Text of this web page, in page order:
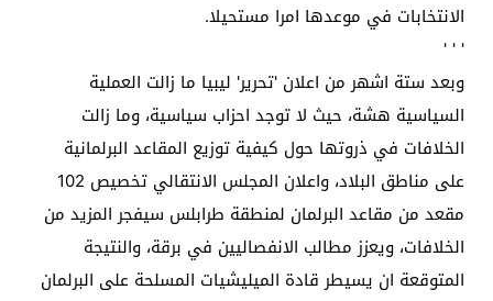
الانتخابات في موعدها امرا مستحيلا.
' ' '
وبعد ستة اشهر من اعلان 'تحرير' ليبيا ما زالت العملية
السياسية هشة، حيث لا توجد احزاب سياسية، وما زالت
الخلافات في ذروتها حول كيفية توزيع المقاعد البرلمانية
على مناطق البلاد، واعلان المجلس الانتقالي تخصيص 102
مقعد من مقاعد البرلمان لمنطقة طرابلس سيفجر المزيد من
الخلافات، ويعزز مطالب الانفصاليين في برقة، والنتيجة
المتوقعة ان يسيطر قادة الميليشيات المسلحة على البرلمان